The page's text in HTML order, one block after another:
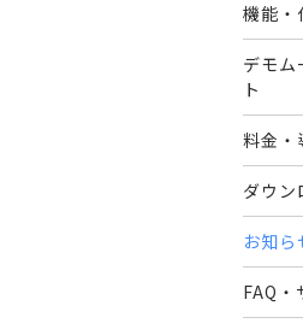
機能・
デモム
ト
料金・
ダウン
お知ら
FAQ・